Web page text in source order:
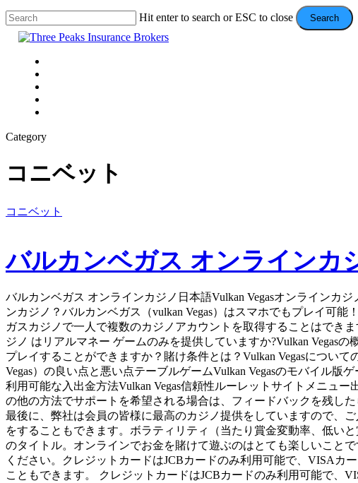
Skip
to
main
Hit enter to search or ESC to close Search
Close
Menu
Category
コニベット
バ
ン
ベ
ス
オ
ン
ラ
イ
ン
カ
ジ
ノ
日
本
コニベット
バルカンベガス オンラインカ
バルカンベガス オンラインカジノ日本語Vulkan Vegasオンラインカ
ンカジノ？バルカンベガス（vulkan Vegas）はスマホでもプレイ可
ガスカジノで一人で複数のカジノアカウントを取得することはでき
ジノ はリアルマネー ゲームのみを提供していますか?Vulkan Vegasの
プレイすることができますか？賭け条件とは？Vulkan Vegasについ
Vegas）の良い点と悪い点テーブルゲームVulkan Vegasのモバイル
利用可能な入出金方法Vulkan Vegas信頼性ルーレットサイトメニュ
の他の方法でサポートを希望される場合は、フィードバックを残し
最後に、弊社は会員の皆様に最高のカジノ提供をしていますので、
をすることもできます。ボラティリティ（当たり賞金変動率、低い
のタイトル。オンラインでお金を賭けて遊ぶのはとても楽しいこと
ください。クレジットカードはJCBカードのみ利用可能で、VISAカ
こともできます。 クレジットカードはJCBカードのみ利用可能で、